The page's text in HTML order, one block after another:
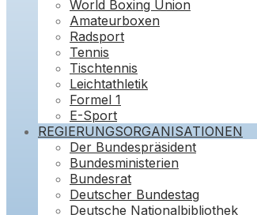
World Boxing Union
Amateurboxen
Radsport
Tennis
Tischtennis
Leichtathletik
Formel 1
E-Sport
REGIERUNGSORGANISATIONEN
Der Bundespräsident
Bundesministerien
Bundesrat
Deutscher Bundestag
Deutsche Nationalbibliothek